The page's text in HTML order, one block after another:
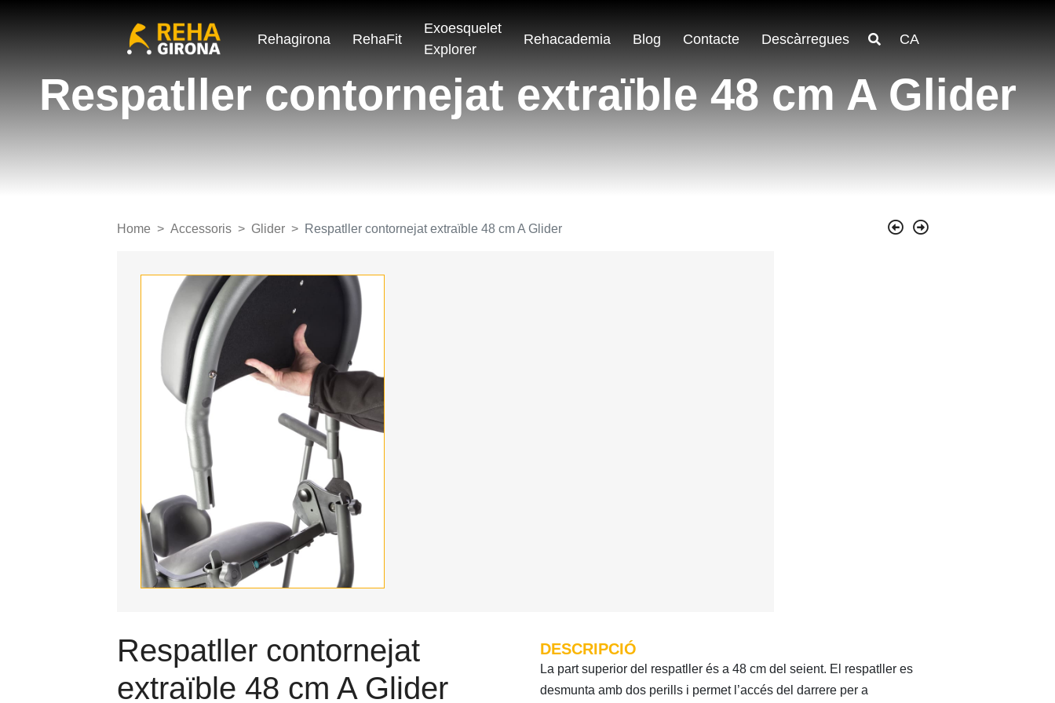
Rehagirona RehaFit
Exoesquelet
Explorer
Rehacademia Blog Contacte Descàrregues CA
Respatller contornejat extraïble 48 cm A Glider
Home Accessoris Glider Respatller contornejat extraïble 48 cm A Glider
Respatller contornejat
extraïble 48 cm A Glider
DESCRIPCIÓ
La part superior del respatller és a 48 cm del seient. El respatller es
desmunta amb dos perills i permet l’accés del darrere per a